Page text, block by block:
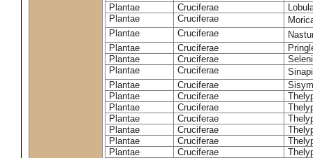
Plantae
Cruciferae
Plantae
Cruciferae
Plantae
Cruciferae
Plantae
Cruciferae
Plantae
Cruciferae
Plantae
Cruciferae
Plantae
Cruciferae
Plantae
Cruciferae
Plantae
Cruciferae
Plantae
Cruciferae
Plantae
Cruciferae
Plantae
Cruciferae
Plantae
Cruciferae